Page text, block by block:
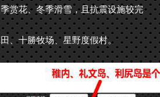
赏花、冬季滑雪，且抗震设施较完
、十勝牧场、星野度假村。